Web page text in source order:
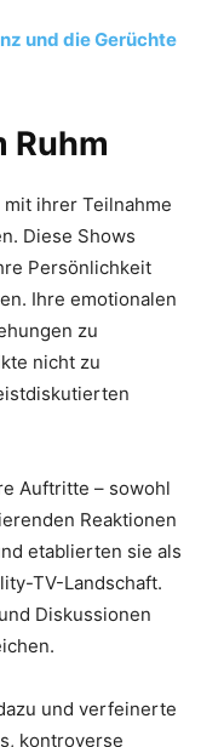
und die Gerüchte
Ruhm
ihrer Teilnahme
Diese Shows
Persönlichkeit
Ihre emotionalen
zu
nicht zu
Auftritte – sowohl
Reaktionen
etablierten sie als
TV-Landschaft.
Diskussionen
und verfeinerte
kontroverse